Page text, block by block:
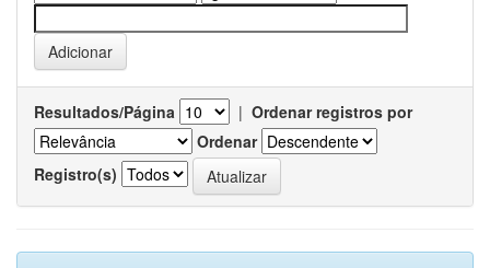
Resultados/Página | Ordenar registros por
Ordenar
Registro(s)